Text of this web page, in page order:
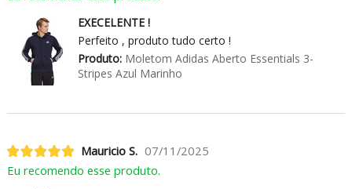
EXECELENTE !
Perfeito , produto tudo certo !
Produto:Moletom Adidas Aberto Essentials 3-
Stripes Azul Marinho
Mauricio S. 07/11/2025
Eu recomendo esse produto.